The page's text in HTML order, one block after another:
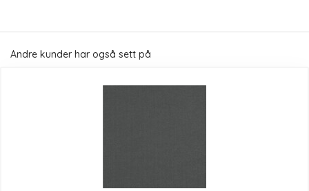
Andre kunder har også sett på